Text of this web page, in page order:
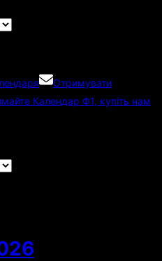
Отримувати
Календар Ф1, купіть нам